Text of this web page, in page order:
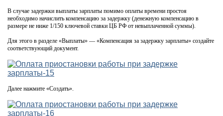
В случае задержки выплаты зарплаты помимо оплаты времени простоя
необходимо начислить компенсацию за задержку (денежную компенсацию в
размере не ниже 1/150 ключевой ставки ЦБ РФ от невыплаченной суммы).
Для этого в разделе «Выплаты» — «Компенсация за задержку зарплаты» создайте
соответствующий документ.
Далее нажмите «Создать».